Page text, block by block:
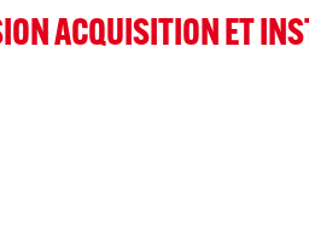
ACQUISITION ET